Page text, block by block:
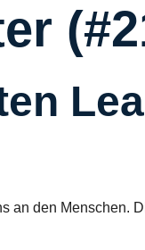
an den Menschen.